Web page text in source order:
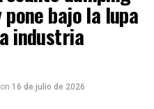
bajo la lupa
industria
on 16 de julio de 2026